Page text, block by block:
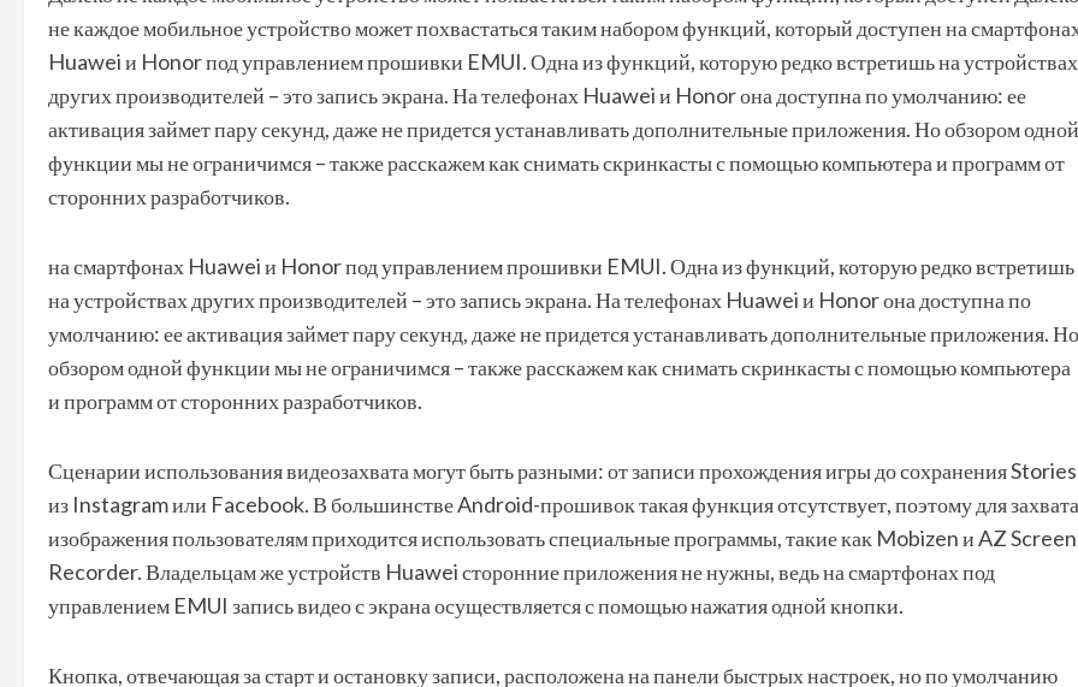
не каждое мобильное устройство может похвастаться таким набором функций, который доступен на
Huawei и Honor под управлением прошивки EMUI. Одна из функций, которую редко встретишь на устройствах
других производителей – это запись экрана. На телефонах Huawei и Honor она доступна по умолчанию: ее
активация займет пару секунд, даже не придется устанавливать дополнительные приложения. Но обзором одной
функции мы не ограничимся – также расскажем как снимать скринкасты с помощью компьютера и программ от
сторонних разработчиков.
на смартфонах Huawei и Honor под управлением прошивки EMUI. Одна из функций, которую редко встретишь
на устройствах других производителей – это запись экрана. На телефонах Huawei и Honor она доступна по
умолчанию: ее активация займет пару секунд, даже не придется устанавливать дополнительные приложения. Но
обзором одной функции мы не ограничимся – также расскажем как снимать скринкасты с помощью компьютера
и программ от сторонних разработчиков.
Сценарии использования видеозахвата могут быть разными: от записи прохождения игры до сохранения Stories
из Instagram или Facebook. В большинстве Android-прошивок такая функция отсутствует, поэтому для захвата
изображения пользователям приходится использовать специальные программы, такие как Mobizen и AZ Screen
Recorder. Владельцам же устройств Huawei сторонние приложения не нужны, ведь на смартфонах под
управлением EMUI запись видео с экрана осуществляется с помощью нажатия одной кнопки.
Кнопка, отвечающая за старт и остановку записи, расположена на панели быстрых настроек, но по умолчанию